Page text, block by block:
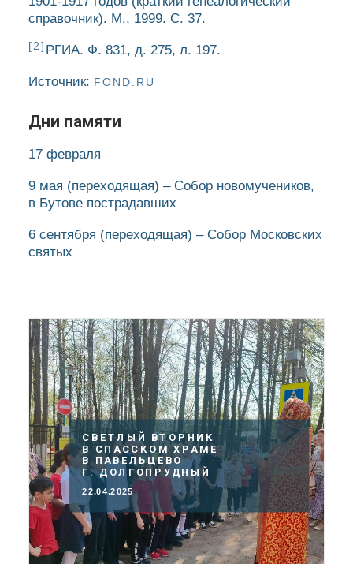
справочник). М., 1999. С. 37.
[2] РГИА. Ф. 831, д. 275, л. 197.
Источник: FOND.RU
Дни памяти
17 февраля
9 мая (переходящая) – Собор новомучеников,
в Бутове пострадавших
6 сентября (переходящая) – Собор Московских
святых
СВЕТЛЫЙ ВТОРНИК
В СПАССКОМ ХРАМЕ
В ПАВЕЛЬЦЕВО
Г. ДОЛГОПРУДНЫЙ
22.04.2025